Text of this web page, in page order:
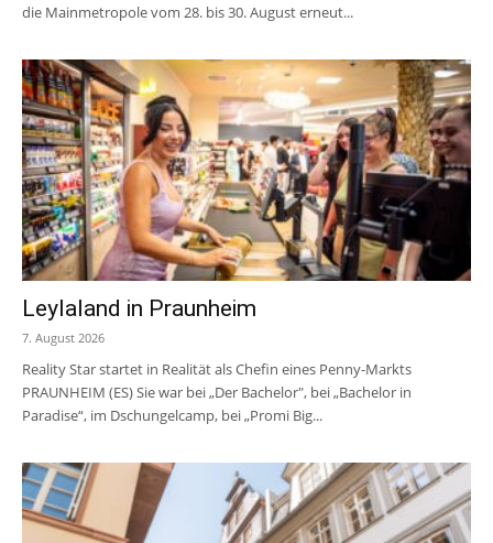
die Mainmetropole vom 28. bis 30. August erneut...
Leylaland in Praunheim
7. August 2026
Reality Star startet in Realität als Chefin eines Penny-Markts
PRAUNHEIM (ES) Sie war bei „Der Bachelor", bei „Bachelor in
Paradise“, im Dschungelcamp, bei „Promi Big...